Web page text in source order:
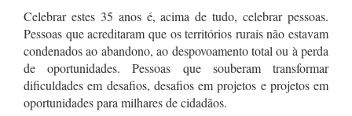
Celebrar estes 35 anos é, acima de tudo, celebrar pessoas.
Pessoas que acreditaram que os territórios rurais não estavam
condenados ao abandono, ao despovoamento total ou à perda
de oportunidades. Pessoas que souberam transformar
dificuldades em desafios, desafios em projetos e projetos em
oportunidades para milhares de cidadãos.